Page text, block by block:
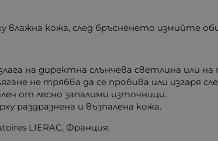
влажна кожа, след бръсненето измийте
на директна слънчева светлина или
не трябва да се пробива или изгаря
от лесно запалими източници.
раздразнена и възпалена кожа.
LIERAC, Франция.